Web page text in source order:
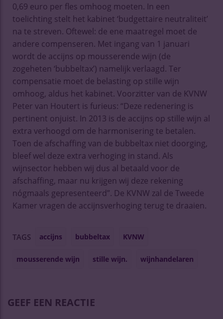
0,69 euro per fles omhoog moeten. In een
toelichting stelt het kabinet ‘budgettaire neutraliteit’
na te streven. Oftewel: de ene maatregel moet de
andere compenseren. Met ingang van 1 januari
wordt de accijns op mousserende wijn (de
zogeheten ‘bubbeltax’) namelijk verlaagd. Ter
compensatie moet de belasting op stille wijn
omhoog, aldus het kabinet. Voorzitter van de KVNW
Peter van Houtert is furieus: “Deze redenering is
pertinent onjuist. In 2013 is de accijns op stille wijn al
extra verhoogd om de harmonisering te betalen.
Toen de afschaffing van de bubbeltax niet doorging,
bleef wel deze extra verhoging in stand. Als
wijnsector hebben wij dus al betaald voor de
afschaffing, maar nu krijgen wij deze rekening
nógmaals gepresenteerd”. De KVNW zal de Tweede
Kamer vragen de accijnsverhoging terug te draaien.
TAGS accijns bubbeltax KVNW
mousserende wijn stille wijn. wijnhandelaren
GEEF EEN REACTIE